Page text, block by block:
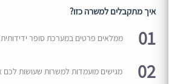
איך מתקבלים למשרה כזו?
01 ממלאים פרטים במערכת סופר
02 מגישים מועמדות למשרות שעושות לכם